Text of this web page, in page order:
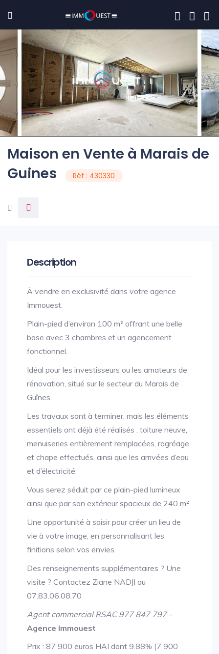
Maison en Vente à Marais de
Guines
Réf : 430330
Description
À vendre en exclusivité dans votre agence
Immouest.
Plain-pied d’environ 100 m² offrant une belle
base avec 3 chambres et un agencement
fonctionnel.
Idéal pour les investisseurs ou les amateurs de
rénovation, situé sur le secteur du Marais de
Guînes.
Les travaux sont à terminer, mais les éléments
essentiels ont déjà été réalisés : toiture neuve,
menuiseries entièrement remplacées, ragréage
et chape effectués, ainsi que les arrivées d’eau
et d’électricité.
Vous serez séduit par ce plain-pied lumineux
ainsi que par son extérieur spacieux de 240 m².
Une opportunité à saisir pour créer un lieu de
vie à votre image, en personnalisant les
finitions selon vos envies.
Des renseignements supplémentaires ? Une
visite ? Contactez Ziane NADJI au
07.83.06.08.70
Agent commercial RSAC 977 847 797–
Agence Immouest
Prix : 87 900 euros HAI dont 9.88% (7 900